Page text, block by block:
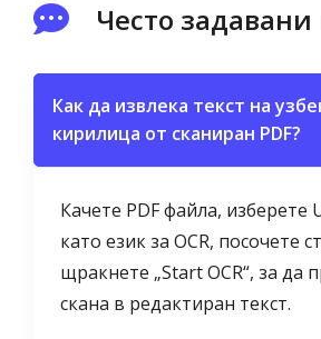
Често
Как да извлека текст на
кирилица от сканиран PDF?
Качете PDF файла, изберете
като език за OCR, посочете
щракнете „Start OCR“, за да
скана в редактиран текст.